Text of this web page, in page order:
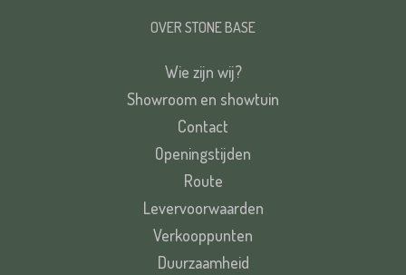
OVER STONE BASE
Wie zijn wij?
Showroom en showtuin
Contact
Openingstijden
Route
Levervoorwaarden
Verkooppunten
Duurzaamheid